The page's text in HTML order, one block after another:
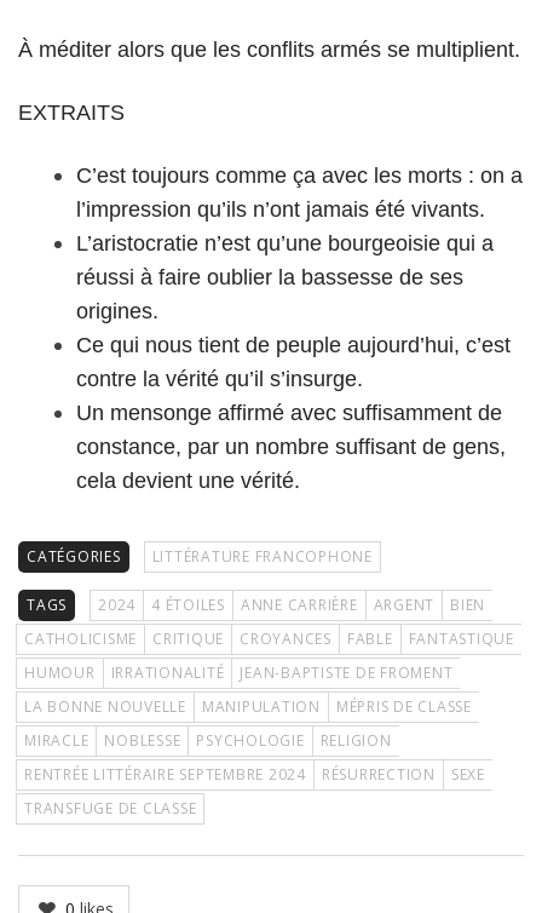
À méditer alors que les conflits armés se multiplient.
EXTRAITS
C’est toujours comme ça avec les morts : on a
l’impression qu’ils n’ont jamais été vivants.
L’aristocratie n’est qu’une bourgeoisie qui a
réussi à faire oublier la bassesse de ses
origines.
Ce qui nous tient de peuple aujourd’hui, c’est
contre la vérité qu’il s’insurge.
Un mensonge affirmé avec suffisamment de
constance, par un nombre suffisant de gens,
cela devient une vérité.
CATÉGORIES LITTÉRATURE FRANCOPHONE
TAGS 2024 4 ÉTOILES ANNE CARRIÈRE ARGENT
BIEN
CATHOLICISME
CRITIQUE CROYANCES FABLE
FANTASTIQUE
HUMOUR
IRRATIONALITÉ
JEAN-BAPTISTE DE FROMENT
LA BONNE NOUVELLE
MANIPULATION
MÉPRIS DE CLASSE
MIRACLE
NOBLESSE PSYCHOLOGIE
RELIGION
RENTRÉE LITTÉRAIRE SEPTEMBRE 2024
RÉSURRECTION
SEXE
TRANSFUGE DE CLASSE